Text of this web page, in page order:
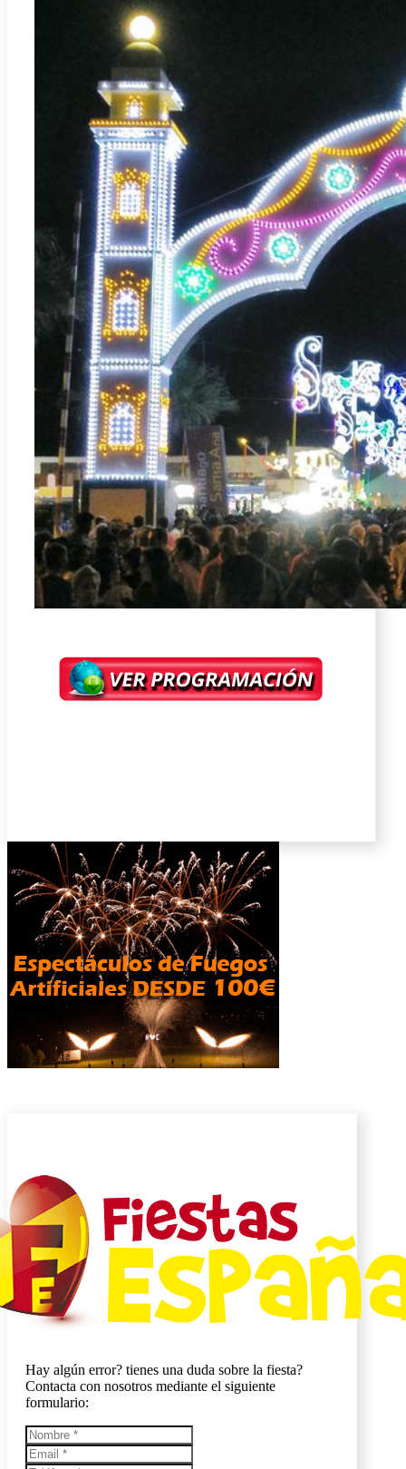
Hay algún error? tienes una duda sobre la fiesta?
Contacta con nosotros mediante el siguiente
formulario: